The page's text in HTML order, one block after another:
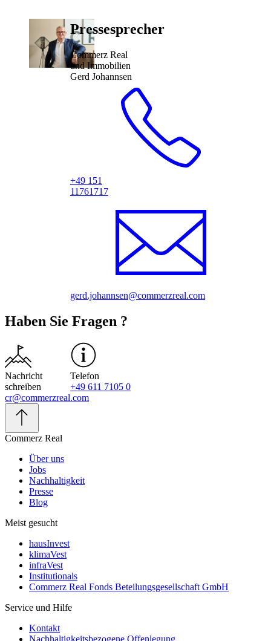
Pressesprecher
Commerz Real
und Immobilien
Gerd Johannsen
+49 151
11761717
gerd.johannsen@commerzreal.com
Haben Sie Fragen ?
Nachricht
schreiben
cr@commerzreal.com
Telefon
+49 611 7105 0
Commerz Real
Über uns
Jobs
Nachhaltigkeit
Presse
Blog
Meist gesucht
hausInvest
klimaVest
infraVest
Institutionals
Commerz Real Fonds Beteilungsgesellschaft GmbH
Service und Hilfe
Kontakt
Nachhaltigkeitsbezogene Offenlegung